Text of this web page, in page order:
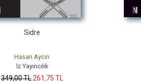
Sidre
Hasan Aycın
İz Yayıncılık
349,00TL 261,75 TL